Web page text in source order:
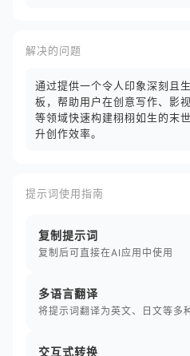
解决的问题
通过提供一个令人印象深刻且
板，帮助用户在创意写作、影
等领域快速构建栩栩如生的末
升创作效率。
提示词使用指南
复制提示词
复制后可直接在AI应用中使用
多语言翻译
将提示词翻译为英文、日文等多
交互式转换